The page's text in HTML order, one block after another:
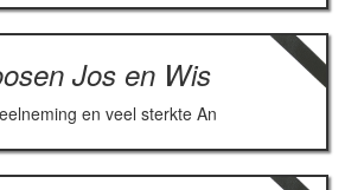
Jos en Wis
en veel sterkte An